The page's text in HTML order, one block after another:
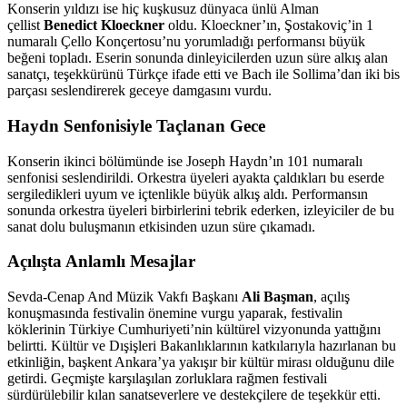
Konserin yıldızı ise hiç kuşkusuz dünyaca ünlü Alman
çellist Benedict Kloeckner oldu. Kloeckner’ın, Şostakoviç’in 1
numaralı Çello Konçertosu’nu yorumladığı performansı büyük
beğeni topladı. Eserin sonunda dinleyicilerden uzun süre alkış alan
sanatçı, teşekkürünü Türkçe ifade etti ve Bach ile Sollima’dan iki bis
parçası seslendirerek geceye damgasını vurdu.
Haydn Senfonisiyle Taçlanan Gece
Konserin ikinci bölümünde ise Joseph Haydn’ın 101 numaralı
senfonisi seslendirildi. Orkestra üyeleri ayakta çaldıkları bu eserde
sergiledikleri uyum ve içtenlikle büyük alkış aldı. Performansın
sonunda orkestra üyeleri birbirlerini tebrik ederken, izleyiciler de bu
sanat dolu buluşmanın etkisinden uzun süre çıkamadı.
Açılışta Anlamlı Mesajlar
Sevda-Cenap And Müzik Vakfı Başkanı Ali Başman, açılış
konuşmasında festivalin önemine vurgu yaparak, festivalin
köklerinin Türkiye Cumhuriyeti’nin kültürel vizyonunda yattığını
belirtti. Kültür ve Dışişleri Bakanlıklarının katkılarıyla hazırlanan bu
etkinliğin, başkent Ankara’ya yakışır bir kültür mirası olduğunu dile
getirdi. Geçmişte karşılaşılan zorluklara rağmen festivali
sürdürülebilir kılan sanatseverlere ve destekçilere de teşekkür etti.